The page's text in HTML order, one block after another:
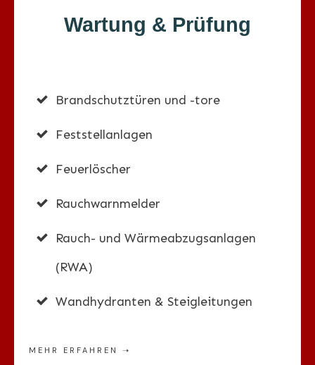
Wartung & Prüfung
Brandschutztüren und -tore
Feststellanlagen
Feuerlöscher
Rauchwarnmelder
Rauch- und Wärmeabzugsanlagen
(RWA)
Wandhydranten & Steigleitungen
MEHR ERFAHREN ➝